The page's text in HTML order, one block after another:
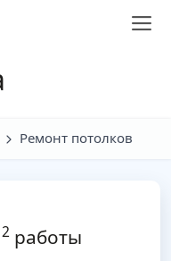
Ремонт потолков
2работы